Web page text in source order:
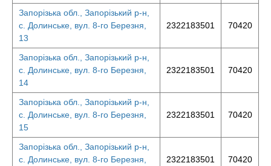
Запорізька обл., Запорізький р-н,
с. Долинське, вул. 8-го Березня,
13
2322183501 70420
Запорізька обл., Запорізький р-н,
с. Долинське, вул. 8-го Березня,
14
2322183501 70420
Запорізька обл., Запорізький р-н,
с. Долинське, вул. 8-го Березня,
15
2322183501 70420
Запорізька обл., Запорізький р-н,
с. Долинське, вул. 8-го Березня,
2322183501 70420